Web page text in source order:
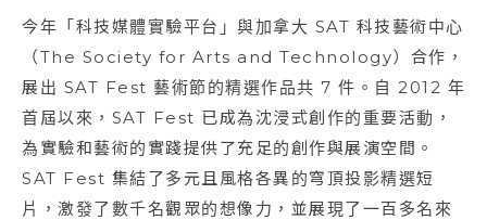
今年「科技媒體實驗平台」與加拿大 SAT 科技藝術中心
（The Society for Arts and Technology）合作，
展出 SAT Fest 藝術節的精選作品共 7 件。自 2012 年
首屆以來，SAT Fest 已成為沈浸式創作的重要活動，
為實驗和藝術的實踐提供了充足的創作與展演空間。
SAT Fest 集結了多元且風格各異的穹頂投影精選短
片，激發了數千名觀眾的想像力，並展現了一百多名來